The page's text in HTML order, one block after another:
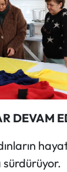
DEVAM
sürdürüyor.